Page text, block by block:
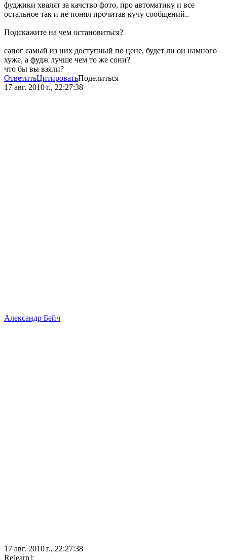
фуджики хвалят за качство фото, про автоматику и все
остальное так и не понял прочитав кучу сообщений..
Подскажите на чем остановиться?
сапог самый из них доступный по цене, будет ли он намного
хуже, а фудж лучше чем то же сони?
что бы вы взяли?
ОтветитьЦитироватьПоделиться
17 авг. 2010 г., 22:27:38
Александр Бейч
17 авг. 2010 г., 22:27:38
Re[earn]: